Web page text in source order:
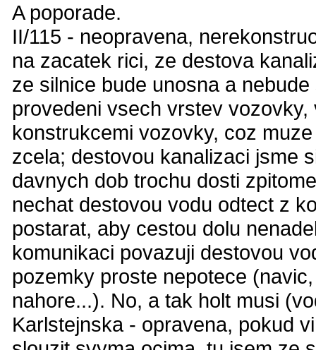
A poporade.
II/115 - neopravena,
na zacatek rici, ze destova
ze silnice bude unosna a
provedeni vsech vrstev
konstrukcemi vozovky, coz
zcela; destovou kanalizaci jsme
davnych dob trochu dosti
nechat destovou vodu odtect z
postarat, aby cestou dolu
komunikaci povazuji destovou
pozemky proste nepotece
nahore...). No, a tak holt musi
Karlstejnska - opravena, pokud